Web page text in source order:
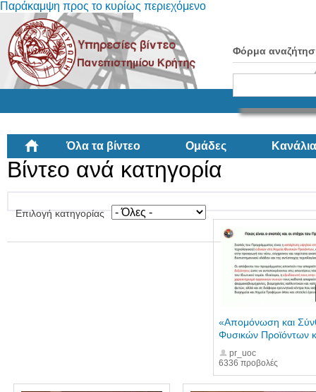
Παράκαμψη προς το κυρίως περιεχόμενο
Φόρμα
Όλα τα βίντεο Ομάδες Κανάλια
Βίντεο ανά κατηγορία
Επιλογή κατηγορίας
6336 προβολές
«Απομόνωση και
Φυσικών Προϊόντων
pr_uoc